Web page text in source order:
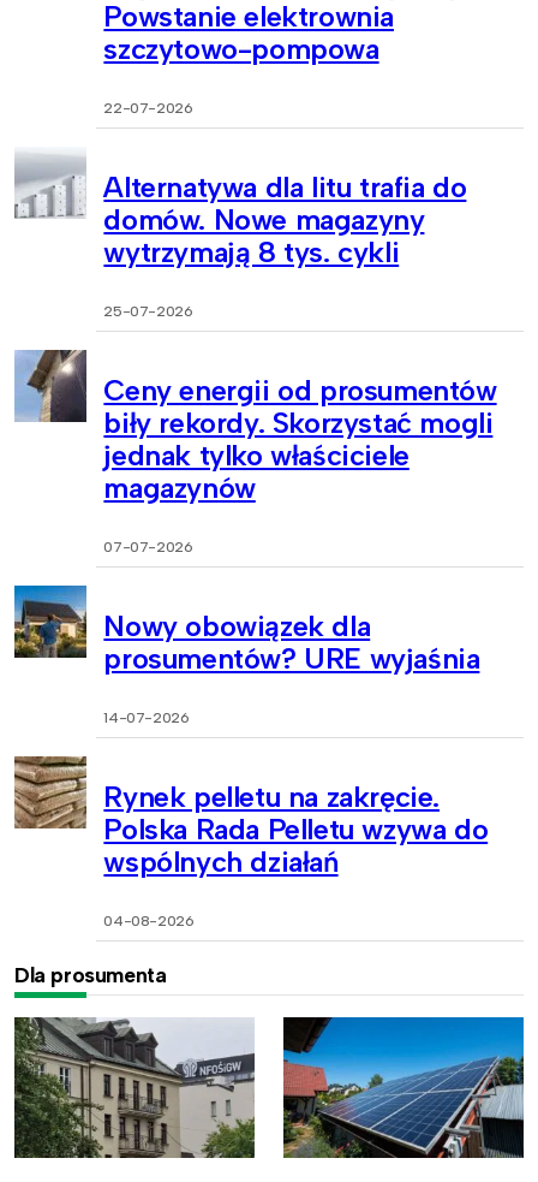
Powstanie elektrownia
szczytowo-pompowa
22-07-2026
Alternatywa dla litu trafia do
domów. Nowe magazyny
wytrzymają 8 tys. cykli
25-07-2026
Ceny energii od prosumentów
biły rekordy. Skorzystać mogli
jednak tylko właściciele
magazynów
07-07-2026
Nowy obowiązek dla
prosumentów? URE wyjaśnia
14-07-2026
Rynek pelletu na zakręcie.
Polska Rada Pelletu wzywa do
wspólnych działań
04-08-2026
Dla prosumenta